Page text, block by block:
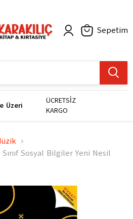
Sepetim
Üzeri
ÜCRETSİZ
KARGO
Sınıf Sosyal Bilgiler Yeni Nesil